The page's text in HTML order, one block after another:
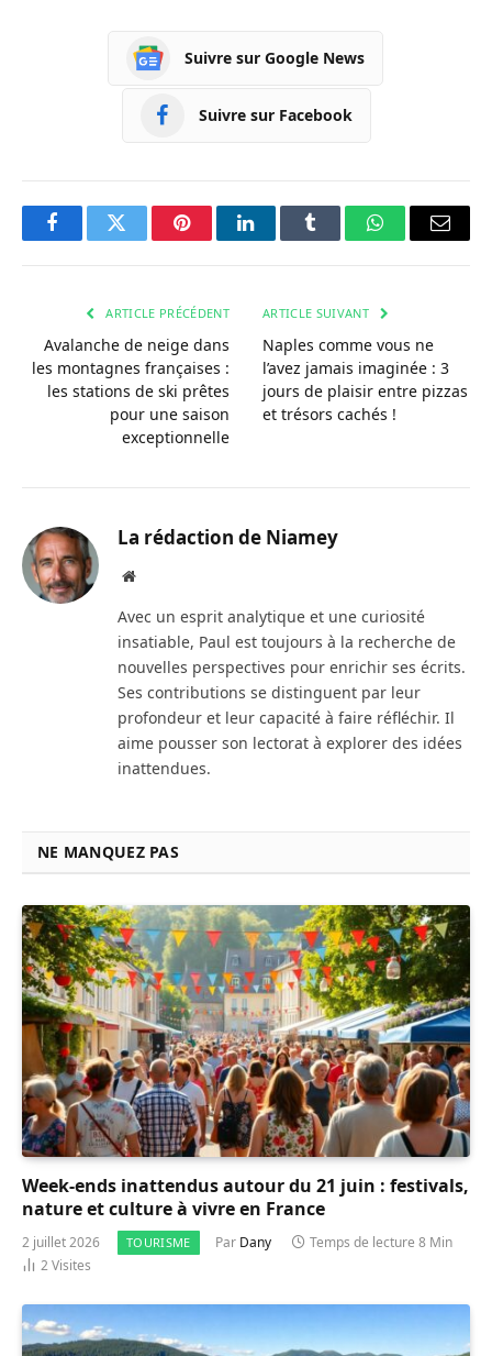
Suivre sur Google News
Suivre sur Facebook
FacebookTwitter PinterestLinkedInTumblr WhatsApp
ARTICLE PRÉCÉDENT
Avalanche de neige dans
les montagnes françaises :
les stations de ski prêtes
pour une saison
exceptionnelle
ARTICLE SUIVANT
Naples comme vous ne
l’avez jamais imaginée : 3
jours de plaisir entre pizzas
et trésors cachés !
La rédaction de Niamey
Site
Avec un esprit analytique et une curiosité
insatiable, Paul est toujours à la recherche de
nouvelles perspectives pour enrichir ses écrits.
Ses contributions se distinguent par leur
profondeur et leur capacité à faire réfléchir. Il
aime pousser son lectorat à explorer des idées
inattendues.
NE MANQUEZ PAS
Week-ends inattendus autour du 21 juin : festivals,
nature et culture à vivre en France
2 juillet 2026 TOURISME Par Dany
Temps de lecture 8 Min
2Visites